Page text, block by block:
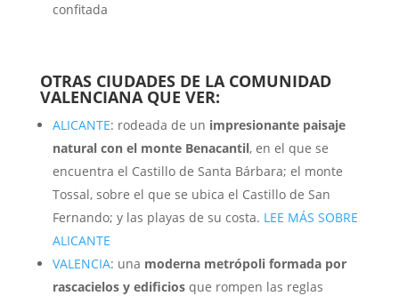
confitada
OTRAS CIUDADES DE LA COMUNIDAD
VALENCIANA QUE VER:
ALICANTE: rodeada de un impresionante paisaje
natural con el monte Benacantil, en el que se
encuentra el Castillo de Santa Bárbara; el monte
Tossal, sobre el que se ubica el Castillo de San
Fernando; y las playas de su costa. LEE MÁS SOBRE
ALICANTE
VALENCIA: una moderna metrópoli formada por
rascacielos y edificiosque rompen las reglas